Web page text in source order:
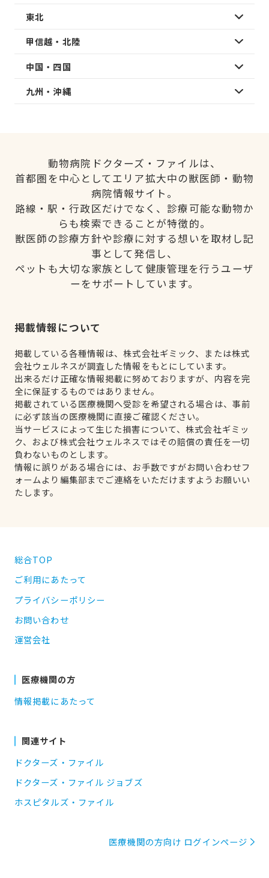
東北
甲信越・北陸
中国・四国
九州・沖縄
動物病院ドクターズ・ファイルは、
首都圏を中心としてエリア拡大中の獣医師・動物
病院情報サイト。
路線・駅・行政区だけでなく、診療可能な動物か
らも検索できることが特徴的。
獣医師の診療方針や診療に対する想いを取材し記
事として発信し、
ペットも大切な家族として健康管理を行うユーザ
ーをサポートしています。
掲載情報について
掲載している各種情報は、株式会社ギミック、または株式
会社ウェルネスが調査した情報をもとにしています。
出来るだけ正確な情報掲載に努めておりますが、内容を完
全に保証するものではありません。
掲載されている医療機関へ受診を希望される場合は、事前
に必ず該当の医療機関に直接ご確認ください。
当サービスによって生じた損害について、株式会社ギミッ
ク、および株式会社ウェルネスではその賠償の責任を一切
負わないものとします。
情報に誤りがある場合には、お手数ですがお問い合わせフ
ォームより編集部までご連絡をいただけますようお願いい
たします。
総合TOP
ご利用にあたって
プライバシーポリシー
お問い合わせ
運営会社
医療機関の方
情報掲載にあたって
関連サイト
ドクターズ・ファイル
ドクターズ・ファイル ジョブズ
ホスピタルズ・ファイル
医療機関の方向け ログインページ